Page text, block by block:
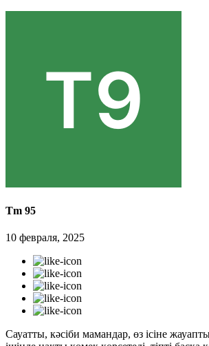
Tm 95
10 февраля, 2025
Сауатты, кәсіби мамандар, өз ісіне